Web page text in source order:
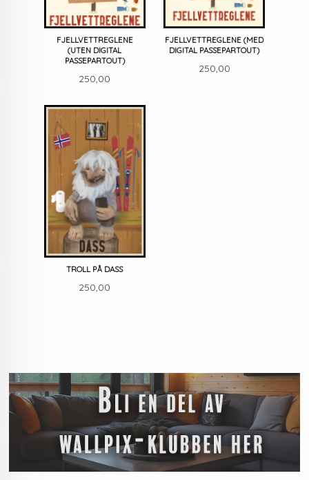
FJELLVETTREGLENE
(UTEN DIGITAL
PASSEPARTOUT)
Pris
250,00
FJELLVETTREGLENE (MED
DIGITAL PASSEPARTOUT)
Pris
250,00
TROLL PÅ DASS
Pris
250,00